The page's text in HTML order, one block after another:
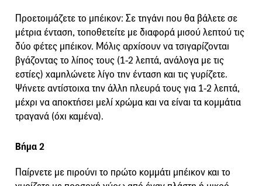
Προετοιμάζετε το μπέικον: Σε τηγάνι που θα βάλετε σε
μέτρια ένταση, τοποθετείτε με διαφορά μισού λεπτού τις
δύο φέτες μπέικον. Μόλις αρχίσουν να τσιγαρίζονται
βγάζοντας το λίπος τους (1-2 λεπτά, ανάλογα με τις
εστίες) χαμηλώνετε λίγο την ένταση και τις γυρίζετε.
Ψήνετε αντίστοιχα την άλλη πλευρά τους για 1-2 λεπτά,
μέχρι να αποκτήσει μελί χρώμα και να είναι τα κομμάτια
τραγανά (όχι καμένα).
Βήμα 2
Παίρνετε με πιρούνι το πρώτο κομμάτι μπέικον και το